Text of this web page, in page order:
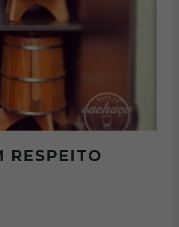
RESPEITO